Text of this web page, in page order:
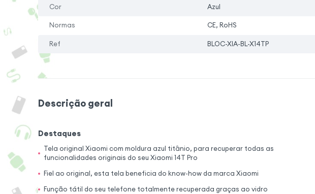
Cor Azul
Normas CE, RoHS
Ref BLOC-XIA-BL-X14TP
Descrição geral
Destaques
Tela original Xiaomi com moldura azul titânio, para recuperar todas as
funcionalidades originais do seu Xiaomi 14T Pro
Fiel ao original, esta tela beneficia do know-how da marca Xiaomi
Função tátil do seu telefone totalmente recuperada graças ao vidro